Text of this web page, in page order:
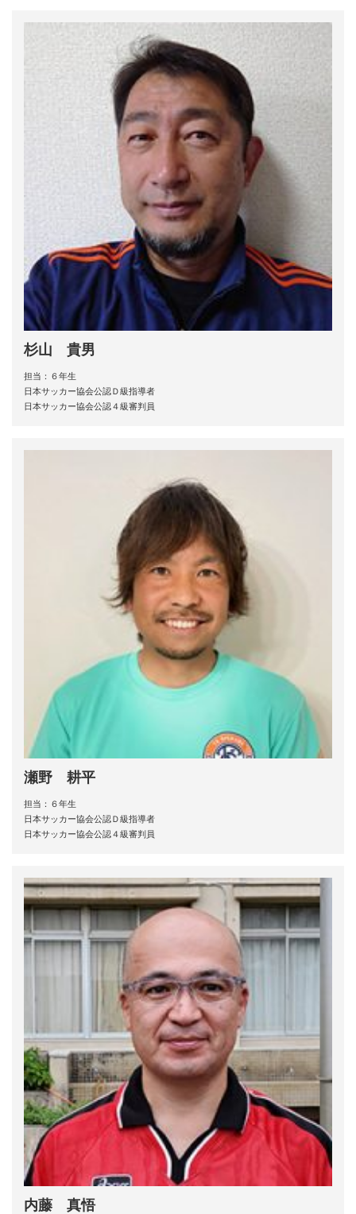
杉山 貴男
担当：６年生
日本サッカー協会公認Ｄ級指導者
日本サッカー協会公認４級審判員
瀬野 耕平
担当：６年生
日本サッカー協会公認Ｄ級指導者
日本サッカー協会公認４級審判員
内藤 真悟